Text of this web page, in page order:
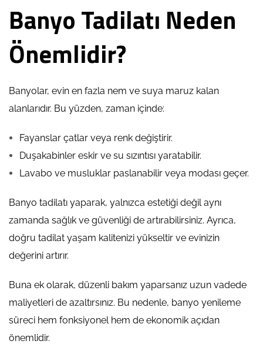
Banyo Tadilatı Neden
Önemlidir?
Banyolar, evin en fazla nem ve suya maruz kalan
alanlarıdır. Bu yüzden, zaman içinde:
Fayanslar çatlar veya renk değiştirir.
Duşakabinler eskir ve su sızıntısı yaratabilir.
Lavabo ve musluklar paslanabilir veya modası geçer.
Banyo tadilatı yaparak, yalnızca estetiği değil aynı
zamanda sağlık ve güvenliği de artırabilirsiniz. Ayrıca,
doğru tadilat yaşam kalitenizi yükseltir ve evinizin
değerini artırır.
Buna ek olarak, düzenli bakım yaparsanız uzun vadede
maliyetleri de azaltırsınız. Bu nedenle, banyo yenileme
süreci hem fonksiyonel hem de ekonomik açıdan
önemlidir.